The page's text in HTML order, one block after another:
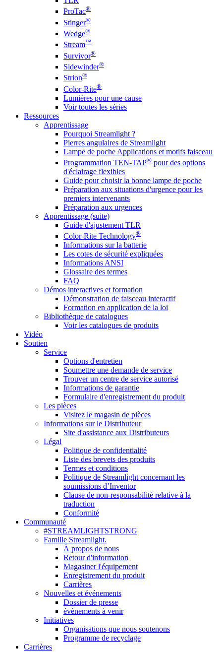
ProTac®
Stinger®
Wedge®
Stream™
Survivor®
Sidewinder®
Strion®
Color-Rite®
Lumières pour une cause
Voir toutes les séries
Ressources
Apprentissage
Pourquoi Streamlight ?
Pierres angulaires de Streamlight
Lampe de poche Applications et motifs faisceau
Programmation TEN-TAP® pour des options
d'éclairage flexibles
Guide pour choisir la bonne lampe de poche
Préparation aux situations d'urgence pour les
premiers intervenants
Préparation aux urgences
Apprentissage (suite)
Guide d'ajustement TLR
Color-Rite Technology®
Informations sur la batterie
Les cotes de sécurité expliquées
Informations ANSI
Glossaire des termes
FAQ
Démos interactives et formation
Démonstration de faisceau interactif
Formation en application de la loi
Bibliothèque de catalogues
Voir les catalogues de produits
Vidéo
Soutien
Service
Options d'entretien
Soumettre une demande de service
Trouver un centre de service autorisé
Informations de garantie
Formulaire d'enregistrement du produit
Les pièces
Visitez le magasin de pièces
Informations sur le Distributeur
Site d'assistance aux Distributeurs
Légal
Politique de confidentialité
Liste des brevets des produits
Termes et conditions
Politique de Streamlight concernant les
soumissions d’Inventor
Clause de non-responsabilité relative à la
traduction
Conformité
Communauté
#STREAMLIGHTSTRONG
Famille Streamlight.
À propos de nous
Retour d'information
Magasiner l'équipement
Enregistrement du produit
Carrières
Nouvelles et événements
Dossier de presse
évènements à venir
Initiatives
Organisations que nous soutenons
Programme de recyclage
Carrières